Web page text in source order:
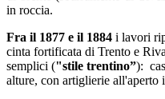
in roccia.
Fra il 1877 e il 1884 i lavori
cinta fortificata di Trento e
semplici ("stile trentino”):
alture, con artiglierie all'aperto